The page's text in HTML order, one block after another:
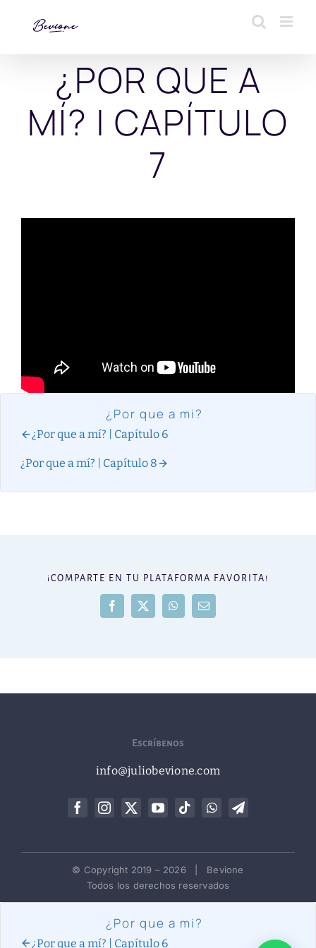
¿POR QUE A
MÍ? | CAPÍTULO
7
¿Por que a mi?
¿Por que a mí? | Capítulo 6
¿Por que a mí? | Capítulo 8
¡COMPARTE EN TU PLATAFORMA FAVORITA!
Facebook
X WhatsAppCorreo
Escríbenos
info@juliobevione.com
© Copyright 2019 – 2026 | Bevione
Todos los derechos reservados
¿Por que a mi?
¿Por que a mí? | Capítulo 6